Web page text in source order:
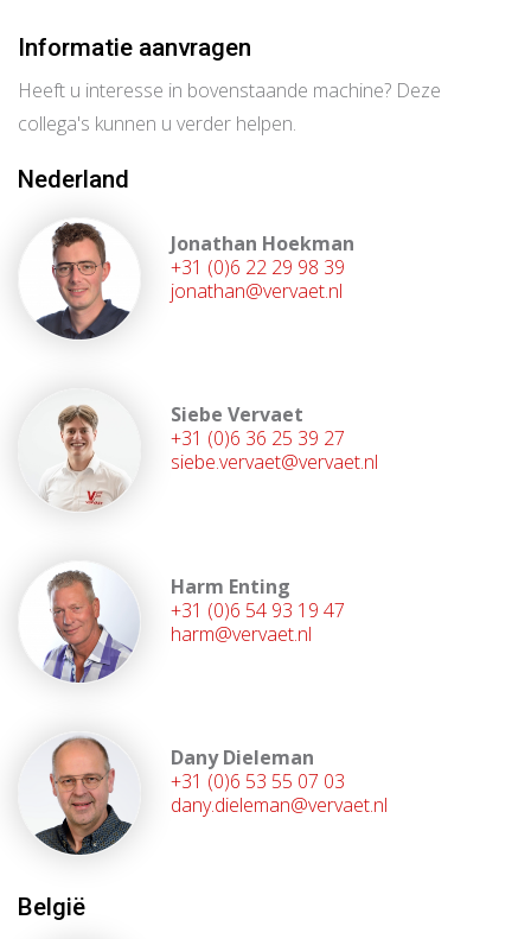
Informatie aanvragen
Heeft u interesse in bovenstaande machine? Deze
collega's kunnen u verder helpen.
Nederland
Jonathan Hoekman
+31 (0)6 22 29 98 39
jonathan@vervaet.nl
Siebe Vervaet
+31 (0)6 36 25 39 27
siebe.vervaet@vervaet.nl
Harm Enting
+31 (0)6 54 93 19 47
harm@vervaet.nl
Dany Dieleman
+31 (0)6 53 55 07 03
dany.dieleman@vervaet.nl
België